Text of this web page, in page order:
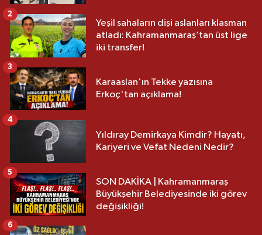
Yeşil sahaların dişi aslanları klasman
atladı: Kahramanmaraş’tan üst lige
iki transfer!
2
Karaaslan'ın Tekke yazısına
Erkoç'tan açıklama!
3
Yıldıray Demirkaya Kimdir? Hayatı,
Kariyeri ve Vefat Nedeni Nedir?
4
SON DAKİKA | Kahramanmaraş
Büyükşehir Belediyesinde iki görev
değişikliği!
5
6